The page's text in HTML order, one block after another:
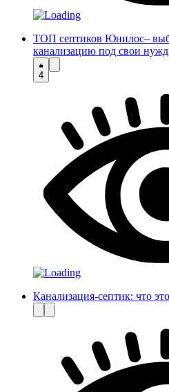
ТОП септиков Юнилос–
канализацию под свои
4
Канализация-септик: что